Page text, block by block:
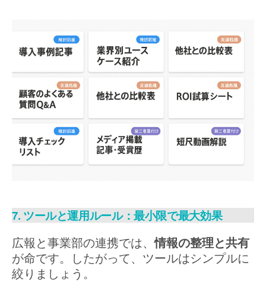
7. ツールと運用ルール：最小限で最大効果
広報と事業部の連携では、情報の整理と共有
が命です。したがって、ツールはシンプルに
絞りましょう。